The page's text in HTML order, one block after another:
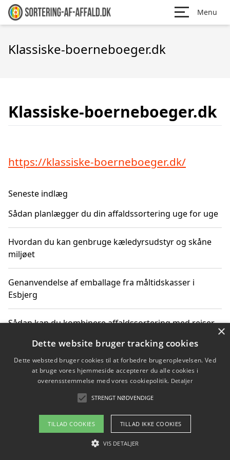
Menu
Klassiske-boerneboeger.dk
Klassiske-boerneboeger.dk
https://klassiske-boerneboeger.dk/
Seneste indlæg
Sådan planlægger du din affaldssortering uge for uge
Hvordan du kan genbruge kæledyrsudstyr og skåne
miljøet
Genanvendelse af emballage fra måltidskasser i
Esbjerg
Sådan kan du kombinere affaldssortering med rejser
Hvordan affaldssortering kan bidrage til co2 reduktion
Om / kontakt
Blog Betingelser
×
Dette website bruger tracking cookies
Dette websted bruger cookies til at forbedre brugeroplevelsen. Ved
at bruge vores hjemmeside accepterer du alle cookies i
overensstemmelse med vores cookiepolitik. Detaljer
STRENGT NØDVENDIGE
TILLAD COOKIES TILLAD IKKE COOKIES
VIS DETALJER